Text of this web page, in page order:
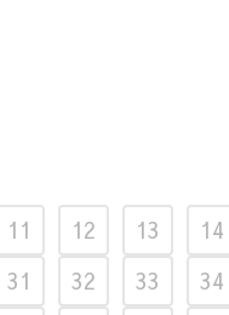
11 12 13 14
31 32 33 34